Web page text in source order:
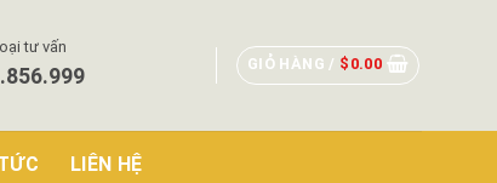
tư vấn
GIỎ HÀNG / $ 0.00
LIÊN HỆ